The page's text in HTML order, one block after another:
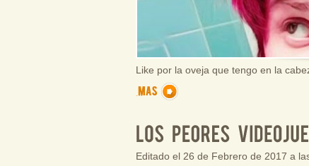
Like por la oveja que tengo en la
Editado el 26 de Febrero de 2017 a